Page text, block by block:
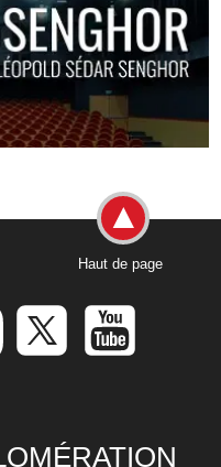
Haut de page